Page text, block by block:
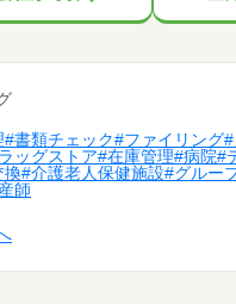
#書類チェック#ファイリング
ッグストア#在庫管理#病院#
換#介護老人保健施設#グルー
師